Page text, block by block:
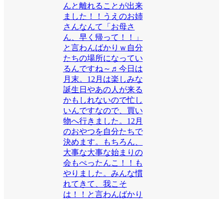
んと離れることが出来
ました！！うえのお姉
さんなんて「お母さ
ん、早く帰って！！」
と言わんばかりｗ自分
たちの場所になってい
るんですね～♬今日は
月末。12月は楽しみな
誕生日やあの人が来る
かもしれないので忙し
いんですなので、買い
物へ行きました。12月
のおやつを自分たちで
決めます。もちろん、
大事な大事な始まりの
会もぺったんこ！！も
やりました。みんな慣
れてきて、我こそ
は！！と言わんばかり